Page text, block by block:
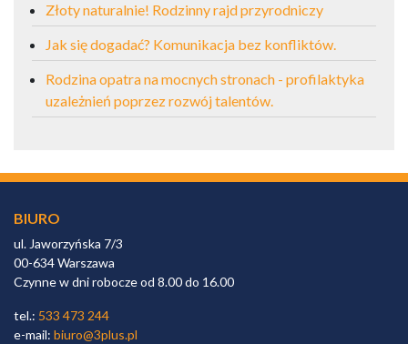
Złoty naturalnie! Rodzinny rajd przyrodniczy
Jak się dogadać? Komunikacja bez konfliktów.
Rodzina opatra na mocnych stronach - profilaktyka
uzależnień poprzez rozwój talentów.
BIURO
ul. Jaworzyńska 7/3
00-634 Warszawa
Czynne w dni robocze od 8.00 do 16.00
tel.: 533 473 244
e-mail: biuro@3plus.pl